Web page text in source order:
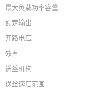
最大负载功率容量
额定输出
开路电压
效率
送丝机构
送丝速度范围